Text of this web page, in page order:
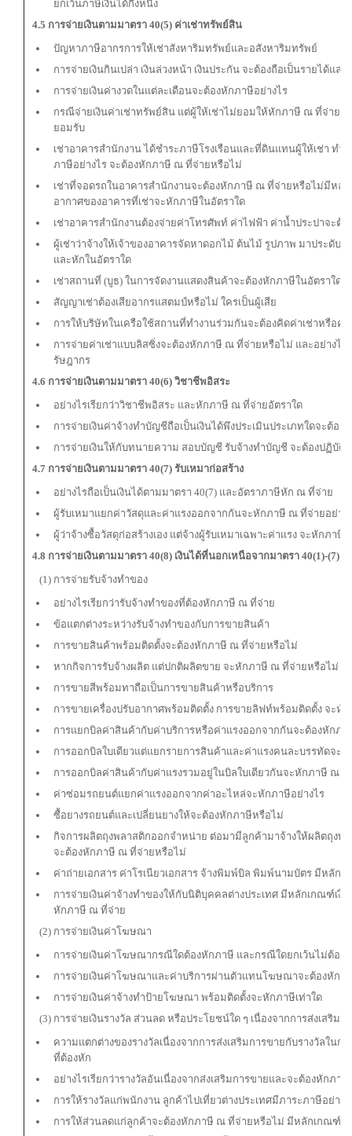
ยกเว้นภาษีเงินได้กึ่งหนึ่ง
4.5 การจ่ายเงินตามมาตรา 40(5) ค่าเช่าทรัพย์สิน
ปัญหาภาษีอากรการให้เช่าสังหาริมทรัพย์และอสังหาริมทรัพย์
การจ่ายเงินกินเปล่า เงินล่วงหน้า เงินประกัน จะต้องถือเป็นรายได้แล
การจ่ายเงินค่างวดในแต่ละเดือนจะต้องหักภาษีอย่างไร
กรณีจ่ายเงินค่าเช่าทรัพย์สิน แต่ผู้ให้เช่าไม่ยอมให้หักภาษี ณ ที่จ่ายจ
ยอมรับ
เช่าอาคารสำนักงาน ได้ชำระภาษีโรงเรือนและที่ดินแทนผู้ให้เช่า ทำ
ภาษีอย่างไร จะต้องหักภาษี ณ ที่จ่ายหรือไม่
เช่าที่จอดรถในอาคารสำนักงานจะต้องหักภาษี ณ ที่จ่ายหรือไม่มีหลัก
อากาศของอาคารที่เช่าจะหักภาษีในอัตราใด
เช่าอาคารสำนักงานต้องจ่ายค่าโทรศัพท์ ค่าไฟฟ้า ค่าน้ำประปาจะต้
ผู้เช่าว่าจ้างให้เจ้าของอาคารจัดหาดอกไม้ ต้นไม้ รูปภาพ มาประดั
และหักในอัตราใด
เช่าสถานที่ (บูธ) ในการจัดงานแสดงสินค้าจะต้องหักภาษีในอัตราใด
สัญญาเช่าต้องเสียอากรแสตมป์หรือไม่ ใครเป็นผู้เสีย
การให้บริษัทในเครือใช้สถานที่ทำงานร่วมกันจะต้องคิดค่าเช่าหรือค่า
การจ่ายค่าเช่าแบบลิสซิ่งจะต้องหักภาษี ณ ที่จ่ายหรือไม่ และอย่างไร
รัษฎากร
4.6 การจ่ายเงินตามมาตรา 40(6) วิชาชีพอิสระ
อย่างไรเรียกว่าวิชาชีพอิสระ และหักภาษี ณ ที่จ่ายอัตราใด
การจ่ายเงินค่าจ้างทำบัญชีถือเป็นเงินได้พึงประเมินประเภทใดจะต้อง
การจ่ายเงินให้กับทนายความ สอบบัญชี รับจ้างทำบัญชี จะต้องปฏิบัติ
4.7 การจ่ายเงินตามมาตรา 40(7) รับเหมาก่อสร้าง
อย่างไรถือเป็นเงินได้ตามมาตรา 40(7) และอัตราภาษีหัก ณ ที่จ่าย
ผู้รับเหมาแยกค่าวัสดุและค่าแรงออกจากกันจะหักภาษี ณ ที่จ่ายอย่าง
ผู้ว่าจ้างซื้อวัสดุก่อสร้างเอง แต่จ้างผู้รับเหมาเฉพาะค่าแรง จะหักภาษี
4.8 การจ่ายเงินตามมาตรา 40(8) เงินได้ที่นอกเหนือจากมาตรา 40(1)-(7)
(1) การจ่ายรับจ้างทำของ
อย่างไรเรียกว่ารับจ้างทำของที่ต้องหักภาษี ณ ที่จ่าย
ข้อแตกต่างระหว่างรับจ้างทำของกับการขายสินค้า
การขายสินค้าพร้อมติดตั้งจะต้องหักภาษี ณ ที่จ่ายหรือไม่
หากกิจการรับจ้างผลิต แต่ปกติผลิตขาย จะหักภาษี ณ ที่จ่ายหรือไม่
การขายสีพร้อมทาถือเป็นการขายสินค้าหรือบริการ
การขายเครื่องปรับอากาศพร้อมติดตั้ง การขายลิฟท์พร้อมติดตั้ง จะหัก
การแยกบิลค่าสินค้ากับค่าบริการหรือค่าแรงออกจากกันจะต้องหักภ
การออกบิลใบเดียวแต่แยกรายการสินค้าและค่าแรงคนละบรรทัดจะ
การออกบิลค่าสินค้ากับค่าแรงรวมอยู่ในบิลใบเดียวกันจะหักภาษี ณ ที่
ค่าซ่อมรถยนต์แยกค่าแรงออกจากค่าอะไหล่จะหักภาษีอย่างไร
ซื้อยางรถยนต์และเปลี่ยนยางให้จะต้องหักภาษีหรือไม่
กิจการผลิตถุงพลาสติกออกจำหน่าย ต่อมามีลูกค้ามาจ้างให้ผลิตถุงพ
จะต้องหักภาษี ณ ที่จ่ายหรือไม่
ค่าถ่ายเอกสาร ค่าโรเนียวเอกสาร จ้างพิมพ์บิล พิมพ์นามบัตร มีหลัก
การจ่ายเงินค่าจ้างทำของให้กับนิติบุคคลต่างประเทศ มีหลักเกณฑ์เงื่
หักภาษี ณ ที่จ่าย
(2) การจ่ายเงินค่าโฆษณา
การจ่ายเงินค่าโฆษณากรณีใดต้องหักภาษี และกรณีใดยกเว้นไม่ต้อง
การจ่ายเงินค่าโฆษณาและค่าบริการผ่านตัวแทนโฆษณาจะต้องหักภ
การจ่ายเงินค่าจ้างทำป้ายโฆษณา พร้อมติดตั้งจะหักภาษีเท่าใด
(3) การจ่ายเงินรางวัล ส่วนลด หรือประโยชน์ใด ๆ เนื่องจากการส่งเสริมก
ความแตกต่างของรางวัลเนื่องจากการส่งเสริมการขายกับรางวัลใน
ที่ต้องหัก
อย่างไรเรียกว่ารางวัลอันเนื่องจากส่งเสริมการขายและจะต้องหักภาษี
การให้รางวัลแก่พนักงาน ลูกค้าไปเที่ยวต่างประเทศมีภาระภาษีอย่างไ
การให้ส่วนลดแก่ลูกค้าจะต้องหักภาษี ณ ที่จ่ายหรือไม่ มีหลักเกณฑ์อ